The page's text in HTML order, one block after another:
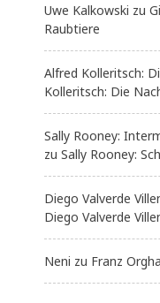
Uwe Kalkowski zu
Raubtiere
Alfred Kolleritsch:
Kolleritsch: Die
Sally Rooney:
zuSally Rooney:
Diego Valverde
Diego Valverde
Neni zu Franz